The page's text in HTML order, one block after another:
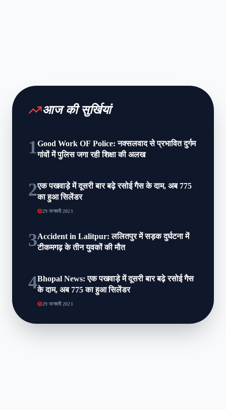
आज की सुर्खियां
1Good Work OF Police: नक्सलवाद से प्रभावित दुर्गम
गांवों में पुलिस जगा रही शिक्षा की अलख
2एक पखवाड़े में दूसरी बार बढ़े रसोई गैस के दाम, अब 775
का हुआ सिलेंडर
29 जनवरी 2021
3Accident in Lalitpur: ललितपुर में सड़क दुर्घटना में
टीकमगढ़ के तीन युवकों की मौत
4Bhopal News: एक पखवाड़े में दूसरी बार बढ़े रसोई गैस
के दाम, अब 775 का हुआ सिलेंडर
29 जनवरी 2021